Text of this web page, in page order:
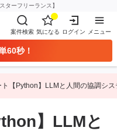
ターフリーランス】
案件検索 気になる ログイン メニュー
60秒！
【Python】LLMと人間の協調シ
】LLMと